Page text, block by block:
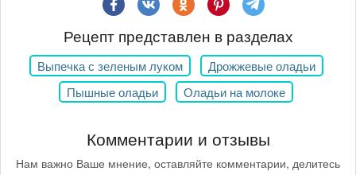
Рецепт представлен в разделах
Выпечка с зеленым луком
Дрожжевые оладьи
Пышные оладьи
Оладьи на молоке
Комментарии и отзывы
Нам важно Ваше мнение, оставляйте комментарии, делитесь